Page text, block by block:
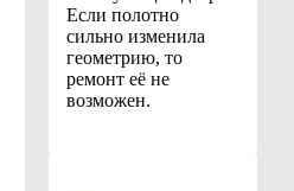
Если полотно
сильно изменила
геометрию, то
ремонт её не
возможен.